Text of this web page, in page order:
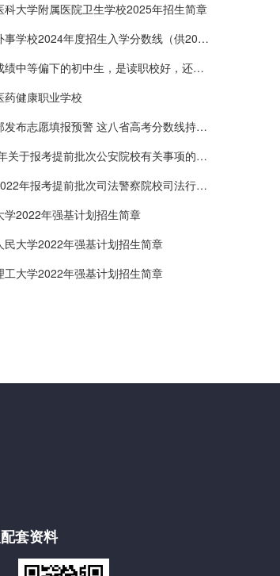
？
无疑是连接校园与社会的桥梁，其时长与安排对学生个
职升学网认为，中职学校学生的实习时间设定在一般不
方法是什么？
题中，中职学历的国家承认性是许多学生及家长关注的
教育体系中的重要一环，不仅致力于培养学生的专业技
？
的学子而言，专业课考试是至关重要的“关卡”。优职升
业课考试中专业技能与口语表达这两大关键板块，助...
些？
职院校继续深造是提升自我、拓宽职业道路的重要一步
科大学附属医院卫生学校2025年招生简章
宁波外事学校2024年度招生入学分数线（供2025年考生参考）
对于成绩中等偏下的初中生，是读职校好，还是五年制大专好？
药健康职业学校
教育部发布志愿填报预警 这八省高考分数线持续出炉
2022年关于报考提前批次公安院校有关事项的公告
关于2022年报考提前批次司法警察院校司法行政警察类专业有关事项的公告
学2022年强基计划招生简章
民大学2022年强基计划招生简章
工大学2022年强基计划招生简章
套资料